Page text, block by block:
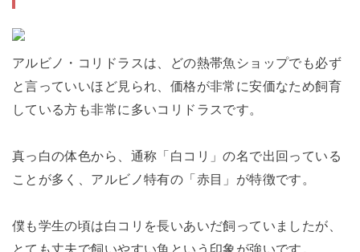
アルビノ・コリドラスは、どの熱帯魚ショップでも必ず
と言っていいほど見られ、価格が非常に安価なため飼育
している方も非常に多いコリドラスです。
真っ白の体色から、通称「白コリ」の名で出回っている
ことが多く、アルビノ特有の「赤目」が特徴です。
僕も学生の頃は白コリを長いあいだ飼っていましたが、
とても丈夫で飼いやすい魚という印象が強いです。